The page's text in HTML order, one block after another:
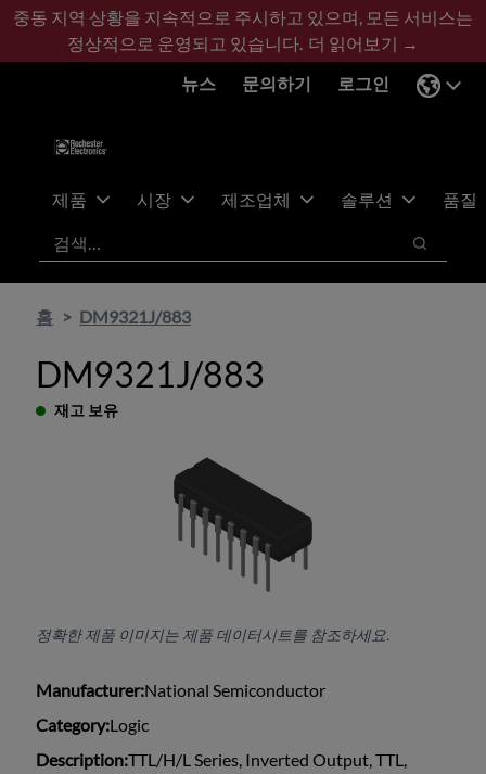
기
콘
바
글
중동 지역 상황을 지속적으로 주시하고 있으며, 모든 서비스는
정상적으로 운영되고 있습니다. 더 읽어보기 →
뉴스
문의하기 로그인
제품 시장 제조업체 솔루션
품질
검색
검색
홈 DM9321J/883
DM9321J/883
재고 보유
정확한 제품 이미지는 제품 데이터시트를 참조하세요.
Manufacturer:National Semiconductor
Category:Logic
Description:TTL/H/L Series, Inverted Output, TTL,